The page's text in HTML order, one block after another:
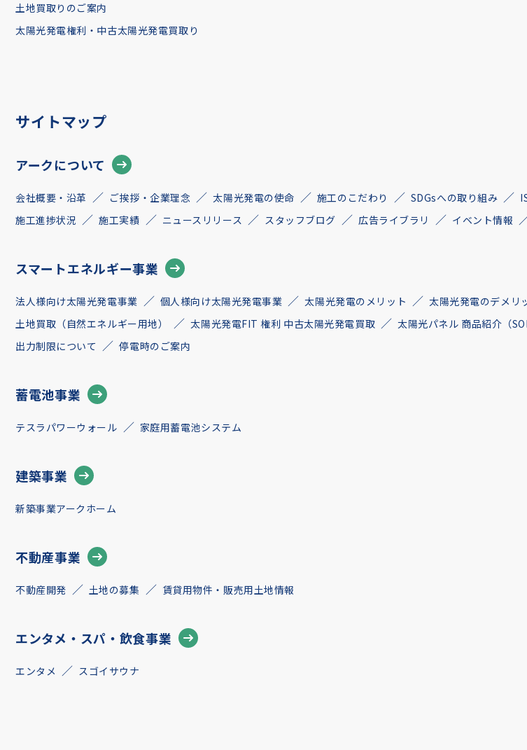
土地買取りのご案内
太陽光発電権利・中古太陽光発電買取り
サイトマップ
アークについて
会社概要・沿革 ご挨拶・企業理念 太陽光発電の使命 施工のこだわり SDGsへの取り組み
施工進捗状況
施工実績 ニュースリリース スタッフブログ 広告ライブラリ イベント情報
スマートエネルギー事業
法人様向け太陽光発電事業 個人様向け太陽光発電事業 太陽光発電のメリット 太陽光発電のデメリ
土地買取（自然エネルギー用地）
太陽光発電FIT 権利 中古太陽光発電買取 太陽光パネル 商品紹介（
出力制限について
停電時のご案内
蓄電池事業
テスラパワーウォール 家庭用蓄電池システム
建築事業
新築事業アークホーム
不動産事業
不動産開発 土地の募集 賃貸用物件・販売用土地情報
エンタメ・スパ・飲食事業
エンタメ スゴイサウナ